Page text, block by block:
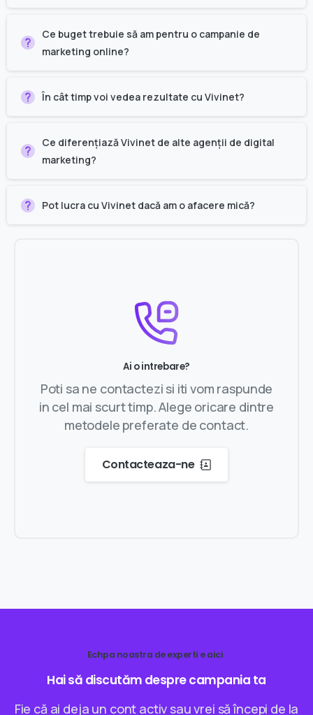
Ce buget trebuie să am pentru o campanie de
marketing online?
În cât timp voi vedea rezultate cu Vivinet?
Ce diferențiază Vivinet de alte agenții de digital
marketing?
Pot lucra cu Vivinet dacă am o afacere mică?
Ai o intrebare?
Poti sa ne contactezi si iti vom raspunde
in cel mai scurt timp. Alege oricare dintre
metodele preferate de contact.
Contacteaza-ne
Echpa noastra de experti e aici
Haisă discutăm desprecampania ta
Fie că ai deja un cont activ sau vrei să începi de la